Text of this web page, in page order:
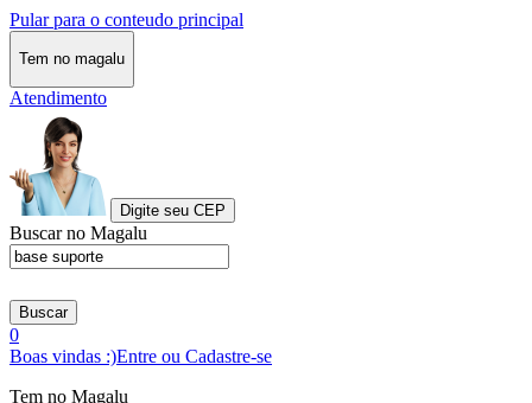
Pular para o conteudo principal
Tem no magalu
Atendimento
Digite seu CEP
Buscar no Magalu
Buscar
0
Boas vindas :)Entre ou Cadastre-se
Tem no Magalu